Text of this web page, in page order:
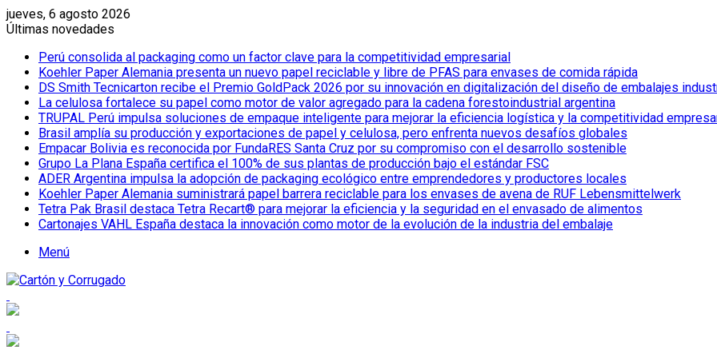
jueves, 6 agosto 2026
Últimas novedades
Perú consolida al packaging como un factor clave para la competitividad empresarial
Koehler Paper Alemania presenta un nuevo papel reciclable y libre de PFAS para envases de comida rápida
DS Smith Tecnicarton recibe el Premio GoldPack 2026 por su innovación en digitalización del diseño de embalajes
La celulosa fortalece su papel como motor de valor agregado para la cadena forestoindustrial argentina
TRUPAL Perú impulsa soluciones de empaque inteligente para mejorar la eficiencia logística y la competitividad
Brasil amplía su producción y exportaciones de papel y celulosa, pero enfrenta nuevos desafíos globales
Empacar Bolivia es reconocida por FundaRES Santa Cruz por su compromiso con el desarrollo sostenible
Grupo La Plana España certifica el 100% de sus plantas de producción bajo el estándar FSC
ADER Argentina impulsa la adopción de packaging ecológico entre emprendedores y productores locales
Koehler Paper Alemania suministrará papel barrera reciclable para los envases de avena de RUF Lebensmittelwerk
Tetra Pak Brasil destaca Tetra Recart® para mejorar la eficiencia y la seguridad en el envasado de alimentos
Cartonajes VAHL España destaca la innovación como motor de la evolución de la industria del embalaje
Menú